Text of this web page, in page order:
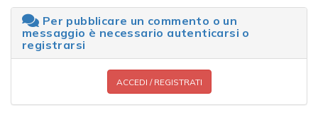
Per pubblicare un commento o un
messaggio è necessario autenticarsi o
registrarsi
ACCEDI / REGISTRATI